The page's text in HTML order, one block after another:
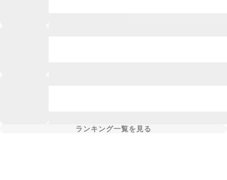
ランキング一覧を見る